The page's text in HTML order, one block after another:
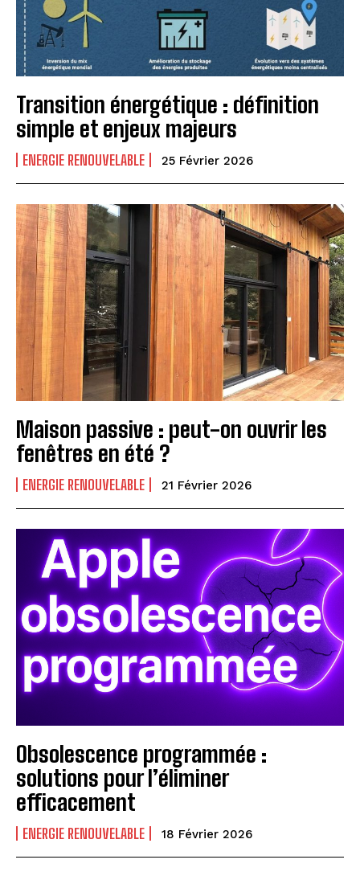
Transition énergétique : définition
simple et enjeux majeurs
ENERGIE RENOUVELABLE 25 Février 2026
Maison passive : peut-on ouvrir les
fenêtres en été ?
ENERGIE RENOUVELABLE 21 Février 2026
Obsolescence programmée :
solutions pour l’éliminer
efficacement
ENERGIE RENOUVELABLE 18 Février 2026